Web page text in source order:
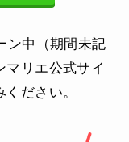
ン中（期間未記
マリエ公式サイ
ださい。